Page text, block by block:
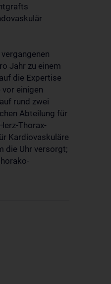
Jahr zu einem
die Expertise
einigen
rund zwei
Abteilung für
Thorax-
Kardiovaskuläre
die Uhr versorgt;